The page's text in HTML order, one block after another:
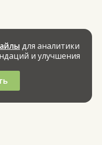
для аналитики
и улучшения